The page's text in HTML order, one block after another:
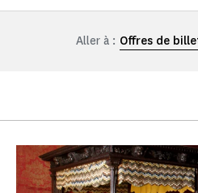
Aller à : Offres de